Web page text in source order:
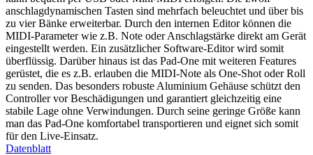
anschlagdynamischen Tasten sind mehrfach beleuchtet und über bis
zu vier Bänke erweiterbar. Durch den internen Editor können die
MIDI-Parameter wie z.B. Note oder Anschlagstärke direkt am Gerät
eingestellt werden. Ein zusätzlicher Software-Editor wird somit
überflüssig. Darüber hinaus ist das Pad-One mit weiteren Features
gerüstet, die es z.B. erlauben die MIDI-Note als One-Shot oder Roll
zu senden. Das besonders robuste Aluminium Gehäuse schützt den
Controller vor Beschädigungen und garantiert gleichzeitig eine
stabile Lage ohne Verwindungen. Durch seine geringe Größe kann
man das Pad-One komfortabel transportieren und eignet sich somit
für den Live-Einsatz.
Datenblatt